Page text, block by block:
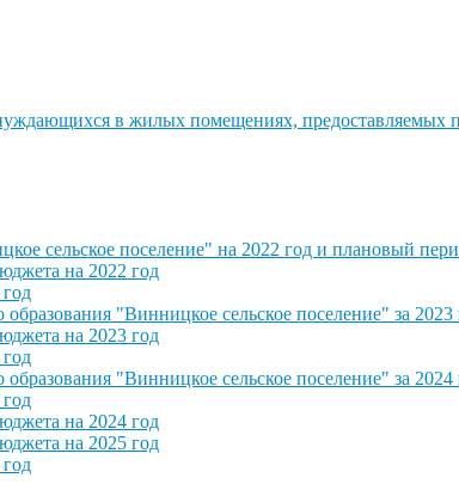
в жилых помещениях,
сельское поселение" на 2022 год и плановый
на 2022 год
"Винницкое сельское поселение" за 2023
на 2023 год
"Винницкое сельское поселение" за 2024
на 2024 год
на 2025 год